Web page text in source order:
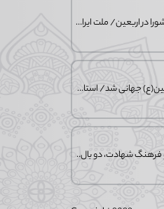
در اربعین/ ملت ایران در برابر استکبار
جهانی شد/ استان گلستان الگوی
شهادت، دو بال ماندگاری انقلاب / از